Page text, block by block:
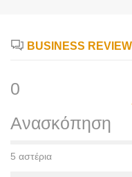
BUSINESS
0
Ανασκόπηση
5 αστέρια